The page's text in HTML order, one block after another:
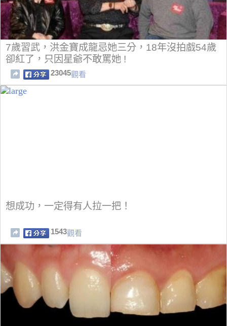
7歲習武，洪金寶成龍忌她三分，18年沒拍戲54歲
卻紅了，只因星爺不敢罵她 !
23045觀看
想成功，一定得有人拉一把！
1543觀看